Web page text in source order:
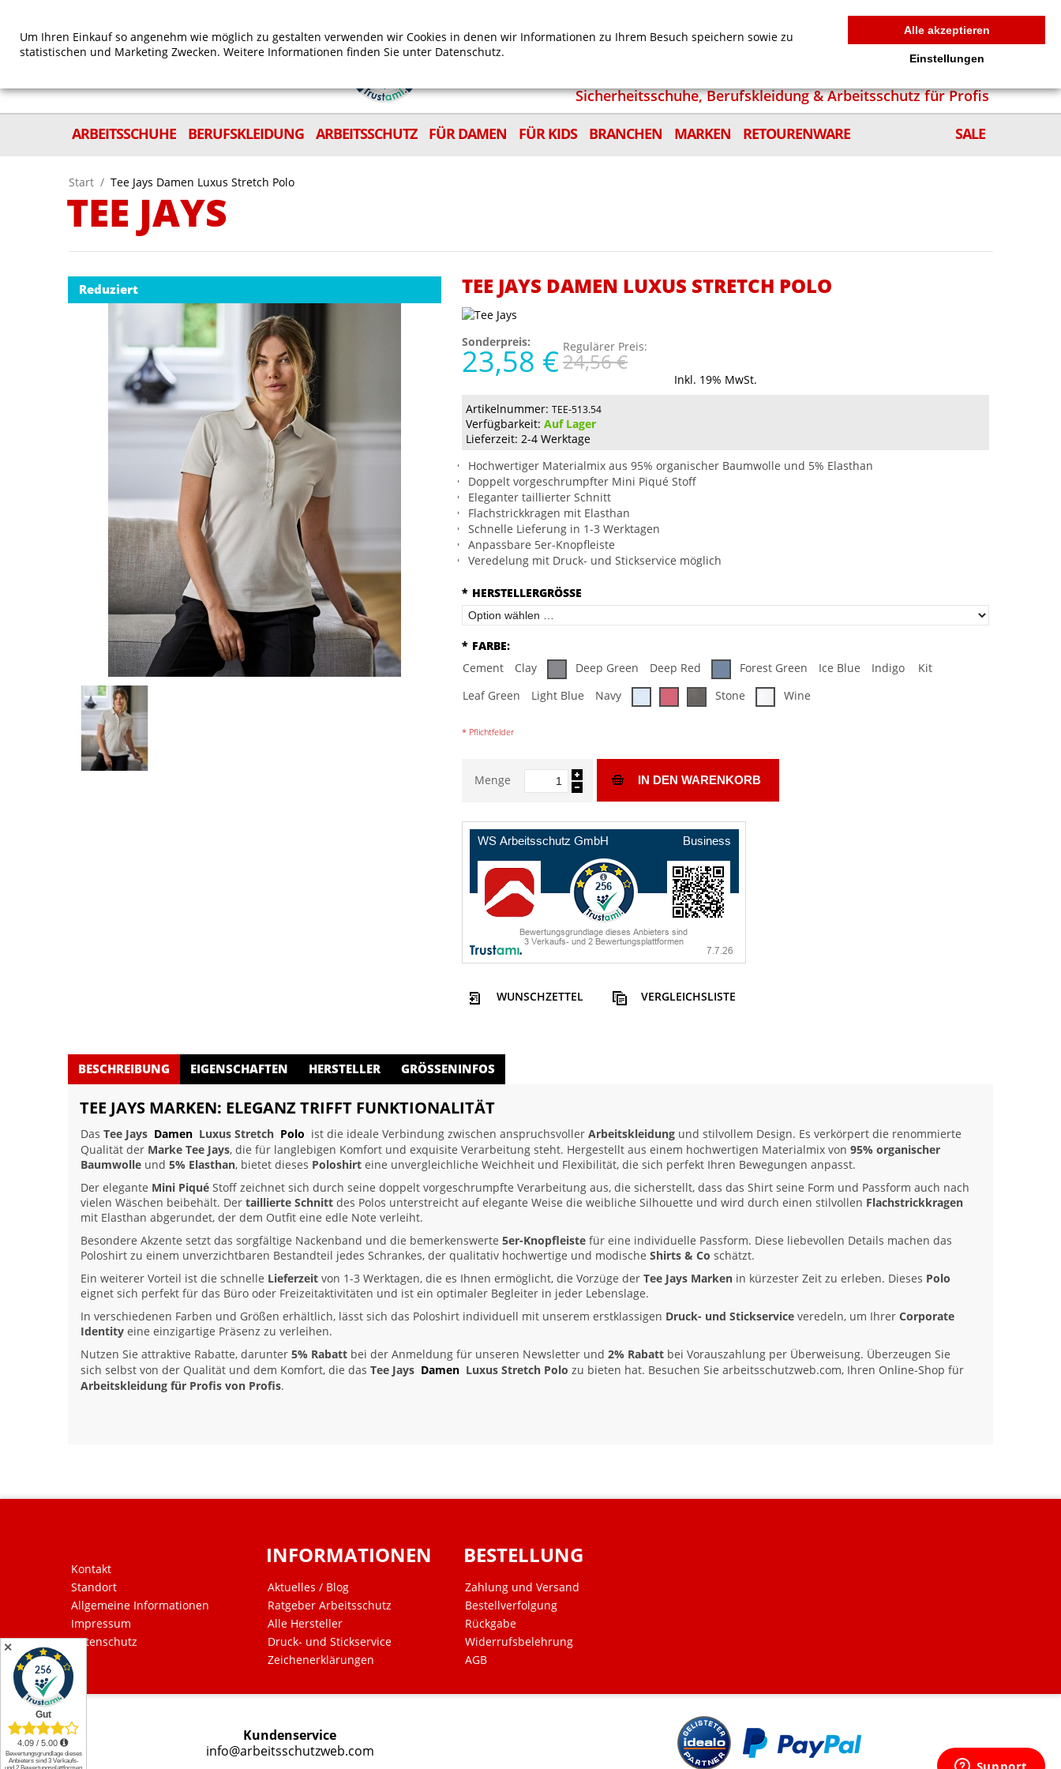
MEIN WARENKORB 0
Sicherheitsschuhe, Berufskleidung & Arbeitsschutz für Profis
ARBEITSSCHUHE
BERUFSKLEIDUNG ARBEITSSCHUTZ FÜR DAMEN FÜR KIDS BRANCHEN MARKEN RETOURENWARE SALE
Start / Tee Jays Damen Luxus Stretch Polo
TEE JAYS
Reduziert TEE JAYS DAMEN LUXUS STRETCH POLO
Sonderpreis:
23,58 € Regulärer Preis:
24,56 €
Inkl. 19% MwSt.
Artikelnummer: TEE-513.54
Verfügbarkeit: Auf Lager
Lieferzeit: 2-4 Werktage
Hochwertiger Materialmix aus 95% organischer Baumwolle und 5% Elasthan
Doppelt vorgeschrumpfter Mini Piqué Stoff
Eleganter taillierter Schnitt
Flachstrickkragen mit Elasthan
Schnelle Lieferung in 1-3 Werktagen
Anpassbare 5er-Knopfleiste
Veredelung mit Druck- und Stickservice möglich
* HERSTELLERGRÖSSE
* FARBE:
Cement
Clay Deep Green Deep Red Forest Green Ice Blue Indigo
Kit
Leaf Green
Light Blue Navy Stone Wine
* Pflichtfelder
Menge IN DEN WARENKORB
WUNSCHZETTEL VERGLEICHSLISTE
BESCHREIBUNG EIGENSCHAFTEN HERSTELLER GRÖSSENINFOS
TEE JAYS MARKEN: ELEGANZ TRIFFT FUNKTIONALITÄT
Das Tee Jays Damen Luxus Stretch Polo ist die ideale Verbindung zwischen anspruchsvoller Arbeitskleidung und stilvollem Design. Es verkörpert die renommierte
Qualität der Marke Tee Jays, die für langlebigen Komfort und exquisite Verarbeitung steht. Hergestellt aus einem hochwertigen Materialmix von 95% organischer
Baumwolle und 5% Elasthan, bietet dieses Poloshirt eine unvergleichliche Weichheit und Flexibilität, die sich perfekt Ihren Bewegungen anpasst.
Der elegante Mini Piqué Stoff zeichnet sich durch seine doppelt vorgeschrumpfte Verarbeitung aus, die sicherstellt, dass das Shirt seine Form und Passform auch nach
vielen Wäschen beibehält. Der taillierte Schnitt des Polos unterstreicht auf elegante Weise die weibliche Silhouette und wird durch einen stilvollen Flachstrickkragen
mit Elasthan abgerundet, der dem Outfit eine edle Note verleiht.
Besondere Akzente setzt das sorgfältige Nackenband und die bemerkenswerte 5er-Knopfleiste für eine individuelle Passform. Diese liebevollen Details machen das
Poloshirt zu einem unverzichtbaren Bestandteil jedes Schrankes, der qualitativ hochwertige und modische Shirts & Co schätzt.
Ein weiterer Vorteil ist die schnelle Lieferzeit von 1-3 Werktagen, die es Ihnen ermöglicht, die Vorzüge der Tee Jays Marken in kürzester Zeit zu erleben. Dieses Polo
eignet sich perfekt für das Büro oder Freizeitaktivitäten und ist ein optimaler Begleiter in jeder Lebenslage.
In verschiedenen Farben und Größen erhältlich, lässt sich das Poloshirt individuell mit unserem erstklassigen Druck- und Stickservice veredeln, um Ihrer Corporate
Identity eine einzigartige Präsenz zu verleihen.
Nutzen Sie attraktive Rabatte, darunter 5% Rabatt bei der Anmeldung für unseren Newsletter und 2% Rabatt bei Vorauszahlung per Überweisung. Überzeugen Sie
sich selbst von der Qualität und dem Komfort, die das Tee Jays Damen Luxus Stretch Polo zu bieten hat. Besuchen Sie arbeitsschutzweb.com, Ihren Online-Shop für
Arbeitskleidung für Profis von Profis.
Kontakt
Standort
Allgemeine Informationen
Impressum
Datenschutz
INFORMATIONEN
Aktuelles / Blog
Ratgeber Arbeitsschutz
Alle Hersteller
Druck- und Stickservice
Zeichenerklärungen
BESTELLUNG
Zahlung und Versand
Bestellverfolgung
Rückgabe
Widerrufsbelehrung
AGB
Kundenservice
info@arbeitsschutzweb.com
✕
Um Ihren Einkauf so angenehm wie möglich zu gestalten verwenden wir Cookies in denen wir Informationen zu Ihrem Besuch speichern sowie zu
statistischen und Marketing Zwecken. Weitere Informationen finden Sie unter Datenschutz.
Alle akzeptieren
Einstellungen